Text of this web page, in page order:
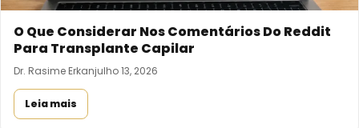
O Que Considerar Nos Comentários Do Reddit
Para Transplante Capilar
Dr. Rasime Erkanjulho 13, 2026
Leia mais